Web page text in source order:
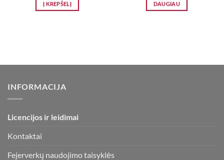
Į KREPŠELĮ DAUGIAU
INFORMACIJA
Licencijos ir leidimai
Kontaktai
Fejerverkų naudojimo taisyklės